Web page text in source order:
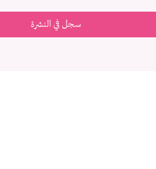
سجل في النشرة